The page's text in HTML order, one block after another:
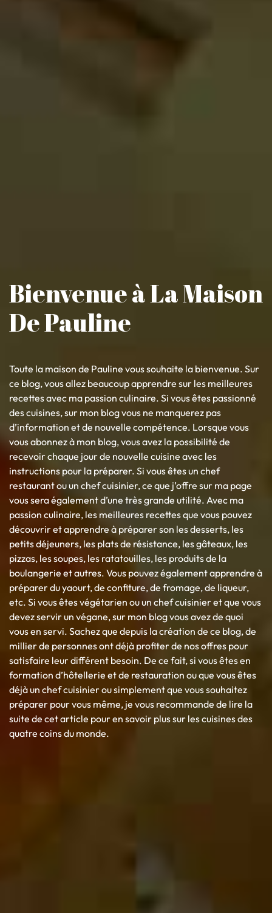
Bienvenue à La Maison
De Pauline
Toute la maison de Pauline vous souhaite la bienvenue. Sur
ce blog, vous allez beaucoup apprendre sur les meilleures
recettes avec ma passion culinaire. Si vous êtes passionné
des cuisines, sur mon blog vous ne manquerez pas
d’information et de nouvelle compétence. Lorsque vous
vous abonnez à mon blog, vous avez la possibilité de
recevoir chaque jour de nouvelle cuisine avec les
instructions pour la préparer. Si vous êtes un chef
restaurant ou un chef cuisinier, ce que j’offre sur ma page
vous sera également d’une très grande utilité. Avec ma
passion culinaire, les meilleures recettes que vous pouvez
découvrir et apprendre à préparer son les desserts, les
petits déjeuners, les plats de résistance, les gâteaux, les
pizzas, les soupes, les ratatouilles, les produits de la
boulangerie et autres. Vous pouvez également apprendre à
préparer du yaourt, de confiture, de fromage, de liqueur,
etc. Si vous êtes végétarien ou un chef cuisinier et que vous
devez servir un végane, sur mon blog vous avez de quoi
vous en servi. Sachez que depuis la création de ce blog, de
millier de personnes ont déjà profiter de nos offres pour
satisfaire leur différent besoin. De ce fait, si vous êtes en
formation d’hôtellerie et de restauration ou que vous êtes
déjà un chef cuisinier ou simplement que vous souhaitez
préparer pour vous même, je vous recommande de lire la
suite de cet article pour en savoir plus sur les cuisines des
quatre coins du monde.